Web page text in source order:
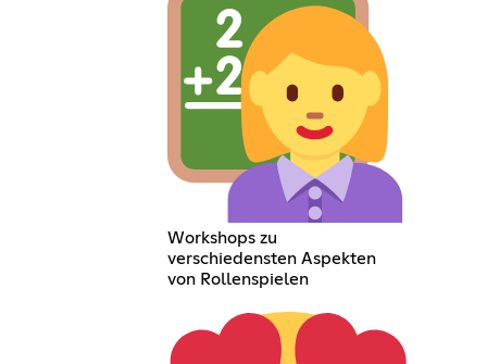
Workshops zu
verschiedensten Aspekten
von Rollenspielen